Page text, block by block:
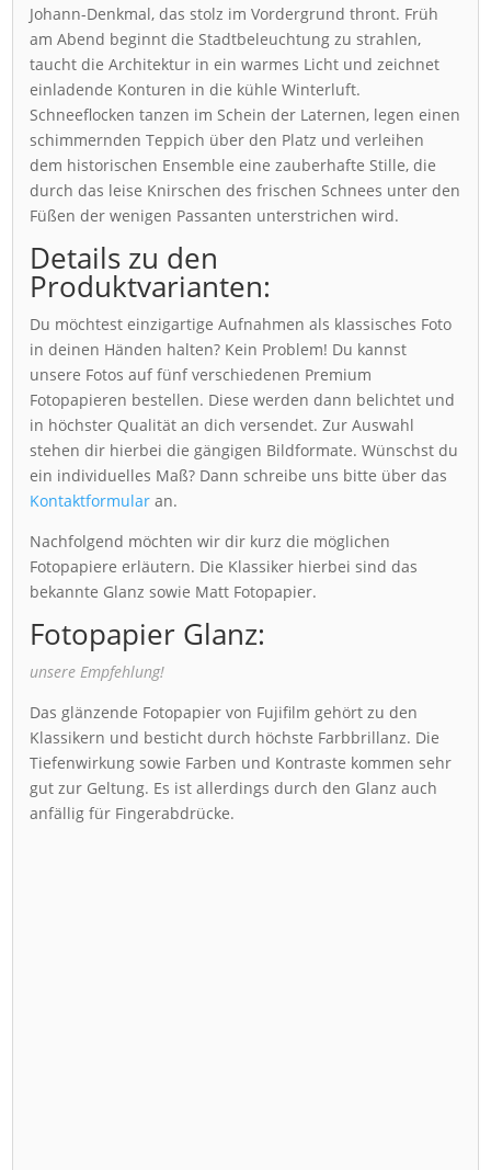
Johann-Denkmal, das stolz im Vordergrund thront. Früh
am Abend beginnt die Stadtbeleuchtung zu strahlen,
taucht die Architektur in ein warmes Licht und zeichnet
einladende Konturen in die kühle Winterluft.
Schneeflocken tanzen im Schein der Laternen, legen einen
schimmernden Teppich über den Platz und verleihen
dem historischen Ensemble eine zauberhafte Stille, die
durch das leise Knirschen des frischen Schnees unter den
Füßen der wenigen Passanten unterstrichen wird.
Details zu den
Produktvarianten:
Du möchtest einzigartige Aufnahmen als klassisches Foto
in deinen Händen halten? Kein Problem! Du kannst
unsere Fotos auf fünf verschiedenen Premium
Fotopapieren bestellen. Diese werden dann belichtet und
in höchster Qualität an dich versendet. Zur Auswahl
stehen dir hierbei die gängigen Bildformate. Wünschst du
ein individuelles Maß? Dann schreibe uns bitte über das
Kontaktformular an.
Nachfolgend möchten wir dir kurz die möglichen
Fotopapiere erläutern. Die Klassiker hierbei sind das
bekannte Glanz sowie Matt Fotopapier.
Fotopapier Glanz:
unsere Empfehlung!
Das glänzende Fotopapier von Fujifilm gehört zu den
Klassikern und besticht durch höchste Farbbrillanz. Die
Tiefenwirkung sowie Farben und Kontraste kommen sehr
gut zur Geltung. Es ist allerdings durch den Glanz auch
anfällig für Fingerabdrücke.